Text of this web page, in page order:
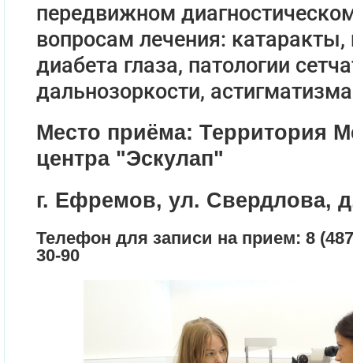
передвижном
вопросам лечения:
диабета глаза, патологии
дальнозоркости,
Место приёма: Территория
центра "Эскулап"
г. Ефремов, ул. Свердлова,
Телефон для записи на прием: 8
30-90